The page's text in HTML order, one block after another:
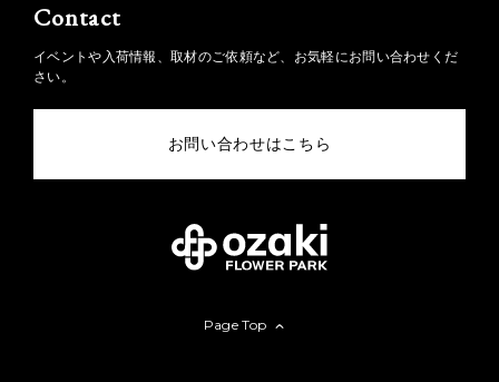
Contact
イベントや入荷情報、取材のご依頼など、お気軽にお問い合わせくだ
さい。
お問い合わせはこちら
Page Top